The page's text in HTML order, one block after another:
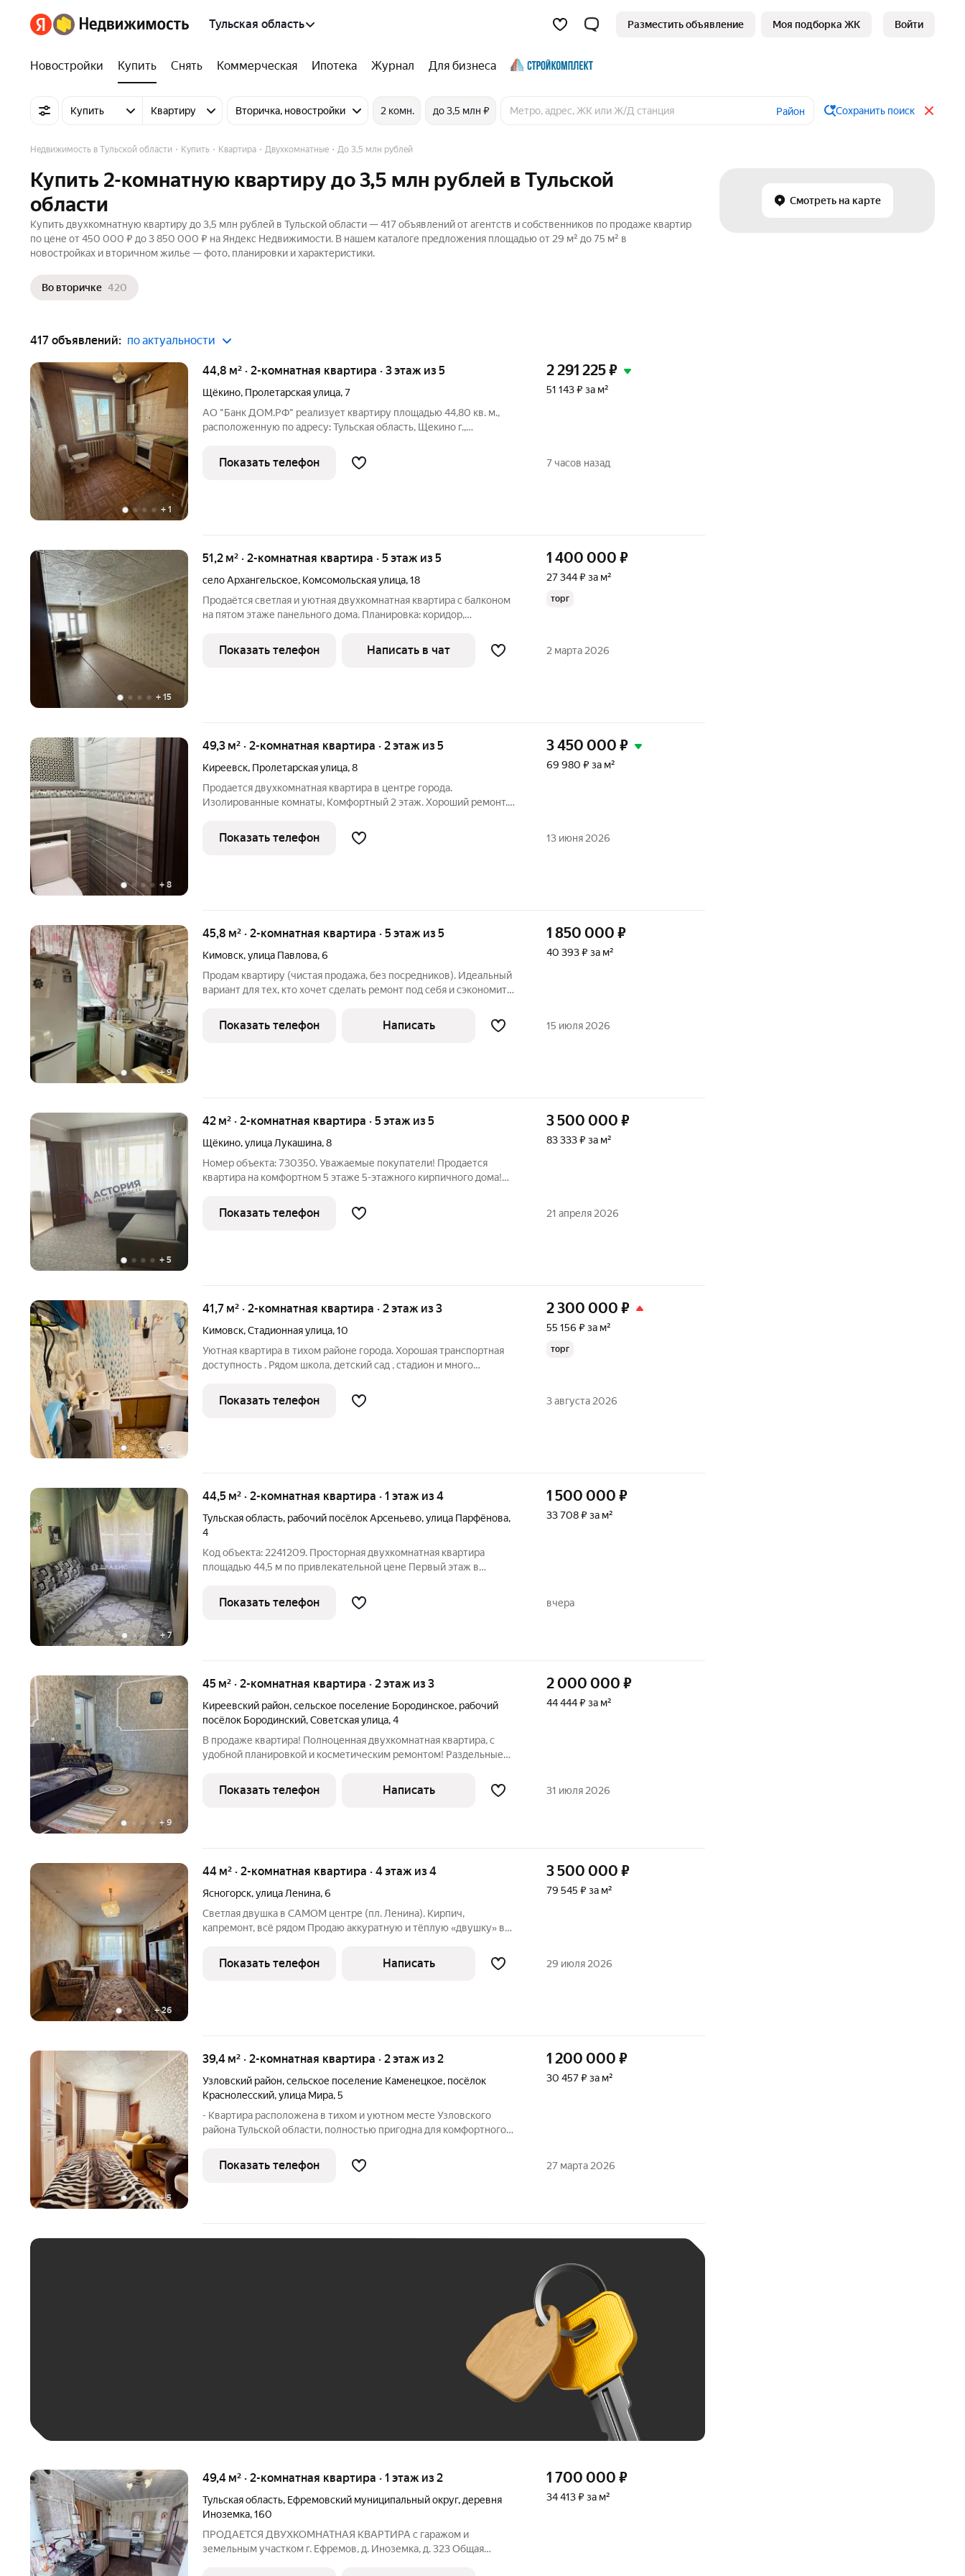
Тульская область Разместить объявление Моя подборка ЖК Войти
Новостройки Купить Снять Коммерческая Ипотека Журнал Для бизнеса
Купить Квартиру Вторичка, новостройки 2 комн. до 3,5 млн ₽ Район Сохранить поиск
Смотреть на карте
Недвижимость в Тульской области Купить Квартира Двухкомнатные До 3,5 млн рублей
Купить 2-комнатную квартиру до 3,5 млн рублей в Тульской
области
Купить двухкомнатную квартиру до 3,5 млн рублей в Тульской области — 417 объявлений от агентств и собственников по продаже квартир
по цене от 450 000 ₽ до 3 850 000 ₽ на Яндекс Недвижимости. В нашем каталоге предложения площадью от 29 м² до 75 м² в
новостройках и вторичном жилье — фото, планировки и характеристики.
Во вторичке 420
417 объявлений: по актуальности
+ 1
44,8 м² · 2-комнатная квартира · 3 этаж из 5
Щёкино, Пролетарская улица,7
АО "Банк ДОМ.РФ" реализует квартиру площадью 44,80 кв. м.,
расположенную по адресу: Тульская область, Щекино г.,
(юридическое лицо). Кадастровый номер объекта недвижимости:
71:32:030303:2139
2 291 225₽
51 143 ₽ за м²
Показать телефон 7 часов назад
+ 15
51,2 м² · 2-комнатная квартира · 5 этаж из 5
село Архангельское, Комсомольская улица,18
Продаётся светлая и уютная двухкомнатная квартира с балконом
на пятом этаже панельного дома. Планировка: коридор,
раздельный санузел, встроенный шкаф, балкон. Пластиковые окна
на кухне и
1 400 000 ₽
27 344 ₽ за м²
торг
Показать телефон Написать в чат 2 марта 2026
+ 8
49,3 м² · 2-комнатная квартира · 2 этаж из 5
Киреевск, Пролетарская улица,8
Продается двухкомнатная квартира в центре города.
Изолированные комнаты, Комфортный 2 этаж. Хороший ремонт.
новый сквер с детской площадкой, учереждения социального
значения, магазины. Один
3 450 000 ₽
69 980 ₽ за м²
Показать телефон 13 июня 2026
+9
45,8 м² · 2-комнатная квартира · 5 этаж из 5
Кимовск,улица Павлова,6
Продам квартиру (чистая продажа, без посредников). Идеальный
вариант для тех, кто хочет сделать ремонт под себя и сэкономить
инфраструктурой. В жилом состоянии. Более года стоит пустая,
готова к
1 850 000 ₽
40 393 ₽ за м²
Показать телефон Написать 15 июля 2026
+ 5
42 м² · 2-комнатная квартира · 5 этаж из 5
Щёкино,улица Лукашина,8
Номер объекта: 730350. Уважаемые покупатели! Пpодаетcя
квартиpа на комфоpтном 5 этaже 5-этaжного киpпичногo дoма!
oкна устaновлeны во вcex комнатax. Удoбное рaспoлoжeниe дома -
магaзины,
3 500 000 ₽
83 333 ₽ за м²
Показать телефон 21 апреля 2026
+6
41,7 м² · 2-комнатная квартира · 2 этаж из 3
Кимовск,Стадионная улица,10
Уютная квартира в тихом районе города. Хорошая транспортная
доступность . Рядом школа, детский сад , стадион и много
2 300 000 ₽
55 156 ₽ за м²
торг
Показать телефон 3 августа 2026
+7
44,5 м² · 2-комнатная квартира · 1 этаж из 4
Тульская область, рабочий посёлок Арсеньево,улица Парфёнова,
4
Код объекта: 2241209. Просторная двухкомнатная квартира
площадью 44,5 м по привлекательной цене Первый этаж в
погоду. Ремонт заезжайте и живите Косметический ремонт:
чистая, ухоженная квартира,
1 500 000 ₽
33 708 ₽ за м²
Показать телефон вчера
+ 9
45 м² · 2-комнатная квартира · 2 этаж из 3
Киреевский район,сельское поселение Бородинское, рабочий
посёлок Бородинский,Советская улица,4
В продаже квартира! Полноценная двухкомнатная квартира, с
удобной планировкой и косметическим ремонтом! Раздельные
Новые радиаторы отопления! Развитая инфраструктура, в
соседнем доме
2 000 000 ₽
44 444 ₽ за м²
Показать телефон Написать 31 июля 2026
+26
44 м² · 2-комнатная квартира · 4 этаж из 4
Ясногорск,улица Ленина,6
Светлая двушка в САМОМ центре (пл. Ленина). Кирпич,
капремонт, всё рядом Продаю аккуратную и тёплую «двушку» в
вы в эпицентре городской жизни, но без шума трассы. Здесь
реально всё под
3 500 000 ₽
79 545 ₽ за м²
Показать телефон Написать 29 июля 2026
+5
39,4 м² · 2-комнатная квартира · 2 этаж из 2
Узловский район,сельское поселение Каменецкое, посёлок
Краснолесский,улица Мира,5
- Квартира расположена в тихом и уютном месте Узловского
района Тульской области, полностью пригодна для комфортного
смежные, очень теплые; - Заменена система отопления и
водоснабжения; - Санузел
1 200 000 ₽
30 457 ₽ за м²
Показать телефон 27 марта 2026
49,4 м² · 2-комнатная квартира · 1 этаж из 2
Тульская область, Ефремовский муниципальный округ, деревня
Иноземка,160
ПРОДАЕТСЯ ДВУХКОМНАТНАЯ КВАРТИРА с гаражом и
земельным участком г. Ефремов, д. Иноземка, д. 323 Общая
1 700 000 ₽
34 413 ₽ за м²